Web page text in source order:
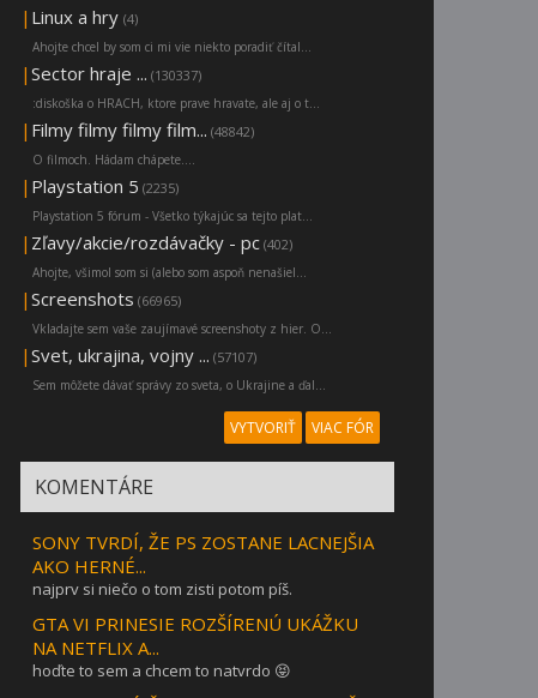
| Linux a hry (4)
Ahojte chcel by som ci mi vie niekto poradiť čítal...
| Sector hraje ... (130337)
:diskoška o HRACH, ktore prave hravate, ale aj o t...
| Filmy filmy filmy film... (48842)
O filmoch. Hádam chápete....
| Playstation 5 (2235)
Playstation 5 fórum - Všetko týkajúc sa tejto plat...
| Zľavy/akcie/rozdávačky - pc (402)
Ahojte, všimol som si (alebo som aspoň nenašiel...
| Screenshots (66965)
Vkladajte sem vaše zaujímavé screenshoty z hier. O...
| Svet, ukrajina, vojny ... (57107)
Sem môžete dávať správy zo sveta, o Ukrajine a ďal...
VYTVORIŤ VIAC FÓR
KOMENTÁRE
SONY TVRDÍ, ŽE PS ZOSTANE LACNEJŠIA
AKO HERNÉ...
najprv si niečo o tom zisti potom píš.
GTA VI PRINESIE ROZŠÍRENÚ UKÁŽKU
NA NETFLIX A...
hoďte to sem a chcem to natvrdo 😝